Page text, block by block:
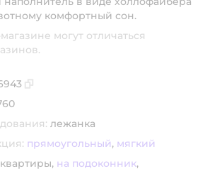
комфортный сон.
могут отличаться
лежанка
прямоугольный, мягкий
на подоконник,